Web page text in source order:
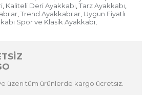
, Kaliteli Deri Ayakkabı, Tarz Ayakkabı,
, Trend Ayakkabılar, Uygun Fiyatlı
Spor ve Klasik Ayakkabı,
üzeri tüm ürünlerde kargo ücretsiz.